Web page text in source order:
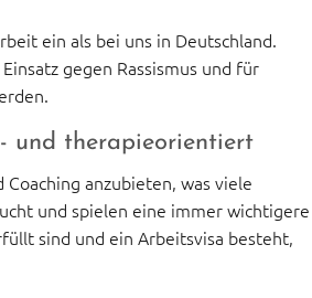
ein als bei uns in Deutschland.
gegen Rassismus und für
und therapieorientiert
anzubieten, was viele
und spielen eine immer wichtigere
sind und ein Arbeitsvisa besteht,